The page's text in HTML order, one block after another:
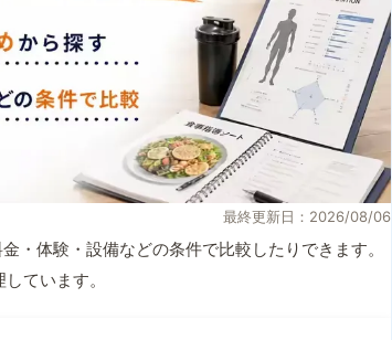
最終更新日：2026/08/06
・体験・設備などの条件で比較したりできます。
ています。